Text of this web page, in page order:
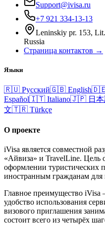
Support@ivisa.ru
+7 921 334-13-13
Leninskiy pr. 153,
Russia
Страница контактов →
Языки
🇷🇺 Русский🇬🇧 English
Español🇮🇹 Italiano🇯🇵 日
文🇹🇷 Türkçe
О проекте
iVisa является совместной
«Айвиза» и TravelLine.
оформлении туристических
иностранным гражданам для
Главное преимущество iVisa
удобство использования
визового приглашения
состоит всего из четырёх